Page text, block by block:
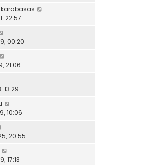
22:57
00:20
21:06
13:29
10:06
20:55
17:13